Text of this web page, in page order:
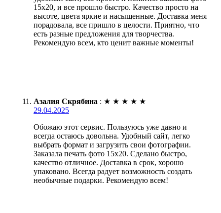
15х20, и все прошло быстро. Качество просто на
высоте, цвета яркие и насыщенные. Доставка меня
порадовала, все пришло в целости. Приятно, что
есть разные предложения для творчества.
Рекомендую всем, кто ценит важные моменты!
Азалия Скрябина : ★ ★ ★ ★ ★
29.04.2025
Обожаю этот сервис. Пользуюсь уже давно и
всегда остаюсь довольна. Удобный сайт, легко
выбрать формат и загрузить свои фотографии.
Заказала печать фото 15х20. Сделано быстро,
качество отличное. Доставка в срок, хорошо
упаковано. Всегда радует возможность создать
необычные подарки. Рекомендую всем!